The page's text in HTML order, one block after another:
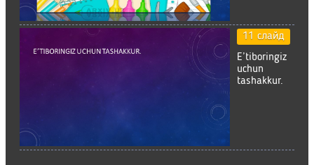
11 слайд
E’tiboringiz
uchun
tashakkur.